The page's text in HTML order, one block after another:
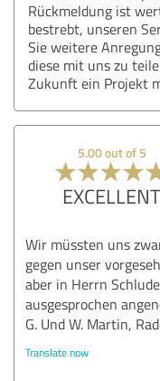
Rückmeldung ist
bestrebt, unseren
Sie weitere
diese mit uns zu
Zukunft ein Projekt
5.00 out of 5
EXCELLENT
Wir müssten uns
gegen unser
aber in Herrn
ausgesprochen
G. Und W. Martin,
Translate now